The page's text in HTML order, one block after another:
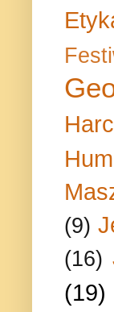
(9)
(16)
(19)